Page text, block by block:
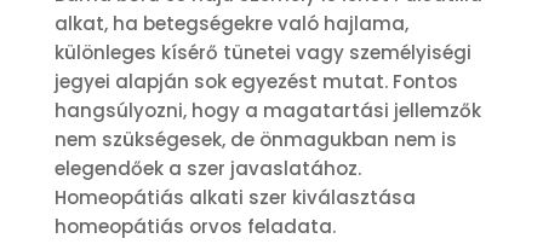
alkat, ha betegségekre való hajlama,
különleges kísérő tünetei vagy személyiségi
jegyei alapján sok egyezést mutat. Fontos
hangsúlyozni, hogy a magatartási jellemzők
nem szükségesek, de önmagukban nem is
elegendőek a szer javaslatához.
Homeopátiás alkati szer kiválasztása
homeopátiás orvos feladata.